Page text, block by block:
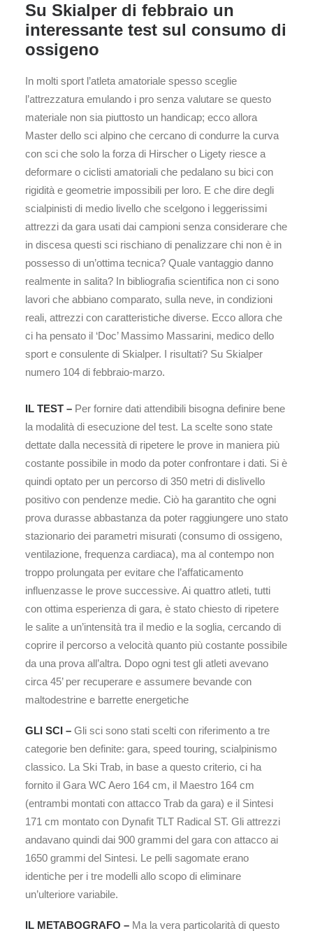
Su Skialper di febbraio un
interessante test sul consumo di
ossigeno
In molti sport l’atleta amatoriale spesso sceglie
l’attrezzatura emulando i pro senza valutare se questo
materiale non sia piuttosto un handicap; ecco allora
Master dello sci alpino che cercano di condurre la curva
con sci che solo la forza di Hirscher o Ligety riesce a
deformare o ciclisti amatoriali che pedalano su bici con
rigidità e geometrie impossibili per loro. E che dire degli
scialpinisti di medio livello che scelgono i leggerissimi
attrezzi da gara usati dai campioni senza considerare che
in discesa questi sci rischiano di penalizzare chi non è in
possesso di un’ottima tecnica? Quale vantaggio danno
realmente in salita? In bibliografia scientifica non ci sono
lavori che abbiano comparato, sulla neve, in condizioni
reali, attrezzi con caratteristiche diverse. Ecco allora che
ci ha pensato il ‘Doc’ Massimo Massarini, medico dello
sport e consulente di Skialper. I risultati? Su Skialper
numero 104 di febbraio-marzo.
IL TEST – Per fornire dati attendibili bisogna definire bene
la modalità di esecuzione del test. La scelte sono state
dettate dalla necessità di ripetere le prove in maniera più
costante possibile in modo da poter confrontare i dati. Si è
quindi optato per un percorso di 350 metri di dislivello
positivo con pendenze medie. Ciò ha garantito che ogni
prova durasse abbastanza da poter raggiungere uno stato
stazionario dei parametri misurati (consumo di ossigeno,
ventilazione, frequenza cardiaca), ma al contempo non
troppo prolungata per evitare che l’affaticamento
influenzasse le prove successive. Ai quattro atleti, tutti
con ottima esperienza di gara, è stato chiesto di ripetere
le salite a un’intensità tra il medio e la soglia, cercando di
coprire il percorso a velocità quanto più costante possibile
da una prova all’altra. Dopo ogni test gli atleti avevano
circa 45’ per recuperare e assumere bevande con
maltodestrine e barrette energetiche
GLI SCI – Gli sci sono stati scelti con riferimento a tre
categorie ben definite: gara, speed touring, scialpinismo
classico. La Ski Trab, in base a questo criterio, ci ha
fornito il Gara WC Aero 164 cm, il Maestro 164 cm
(entrambi montati con attacco Trab da gara) e il Sintesi
171 cm montato con Dynafit TLT Radical ST. Gli attrezzi
andavano quindi dai 900 grammi del gara con attacco ai
1650 grammi del Sintesi. Le pelli sagomate erano
identiche per i tre modelli allo scopo di eliminare
un’ulteriore variabile.
IL METABOGRAFO – Ma la vera particolarità di questo